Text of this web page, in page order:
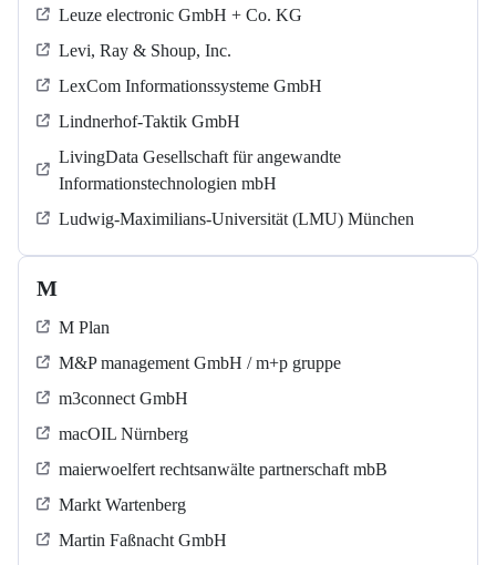
Leuze electronic GmbH + Co. KG
Levi, Ray & Shoup, Inc.
LexCom Informationssysteme GmbH
Lindnerhof-Taktik GmbH
LivingData Gesellschaft für angewandte
Informationstechnologien mbH
Ludwig-Maximilians-Universität (LMU) München
M
M Plan
M&P management GmbH / m+p gruppe
m3connect GmbH
macOIL Nürnberg
maierwoelfert rechtsanwälte partnerschaft mbB
Markt Wartenberg
Martin Faßnacht GmbH